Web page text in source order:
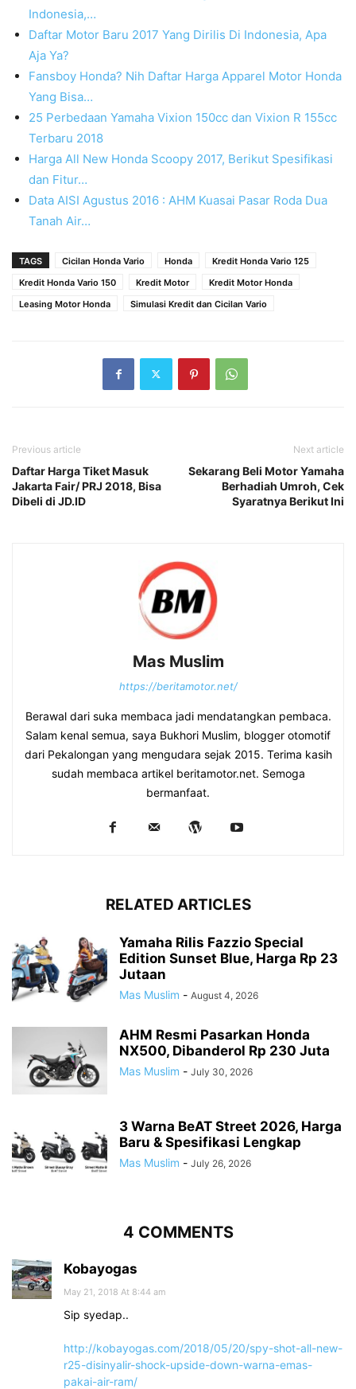
Indonesia,…
Daftar Motor Baru 2017 Yang Dirilis Di Indonesia, Apa
Aja Ya?
Fansboy Honda? Nih Daftar Harga Apparel Motor Honda
Yang Bisa…
25 Perbedaan Yamaha Vixion 150cc dan Vixion R 155cc
Terbaru 2018
Harga All New Honda Scoopy 2017, Berikut Spesifikasi
dan Fitur…
Data AISI Agustus 2016 : AHM Kuasai Pasar Roda Dua
Tanah Air…
TAGS Cicilan Honda Vario Honda
Kredit Honda Vario 125
Kredit Honda Vario 150
Kredit Motor
Kredit Motor Honda
Leasing Motor Honda
Simulasi Kredit dan Cicilan Vario
Previous article
Daftar Harga Tiket Masuk
Jakarta Fair/ PRJ 2018, Bisa
Dibeli di JD.ID
Next article
Sekarang Beli Motor Yamaha
Berhadiah Umroh, Cek
Syaratnya Berikut Ini
Mas Muslim
https://beritamotor.net/
Berawal dari suka membaca jadi mendatangkan pembaca.
Salam kenal semua, saya Bukhori Muslim, blogger otomotif
dari Pekalongan yang mengudara sejak 2015. Terima kasih
sudah membaca artikel beritamotor.net. Semoga
bermanfaat.
RELATED ARTICLES
Yamaha Rilis Fazzio Special
Edition Sunset Blue, Harga Rp 23
Jutaan
Mas Muslim - August 4, 2026
AHM Resmi Pasarkan Honda
NX500, Dibanderol Rp 230 Juta
Mas Muslim - July 30, 2026
3 Warna BeAT Street 2026, Harga
Baru & Spesifikasi Lengkap
Mas Muslim - July 26, 2026
4 COMMENTS
Kobayogas
May 21, 2018 At 8:44 am
Sip syedap..
http://kobayogas.com/2018/05/20/spy-shot-all-new-
r25-disinyalir-shock-upside-down-warna-emas-
pakai-air-ram/